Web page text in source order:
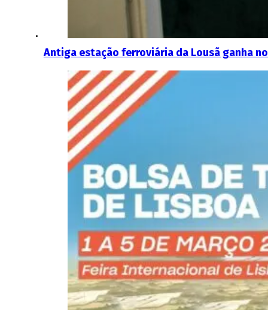
Antiga estação ferroviária da Lousã ganha